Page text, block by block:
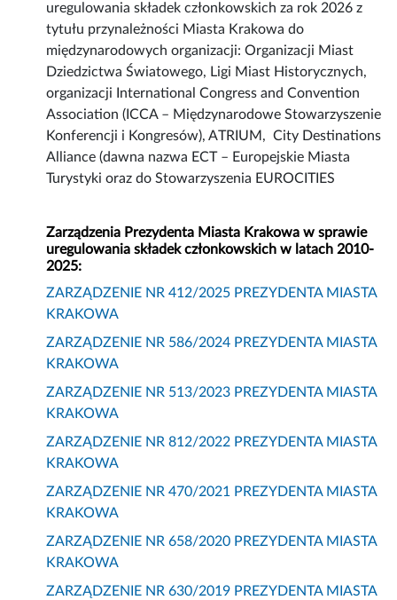
uregulowania składek członkowskich za rok 2026 z
tytułu przynależności Miasta Krakowa do
międzynarodowych organizacji: Organizacji Miast
Dziedzictwa Światowego, Ligi Miast Historycznych,
organizacji International Congress and Convention
Association (ICCA – Międzynarodowe Stowarzyszenie
Konferencji i Kongresów), ATRIUM, City Destinations
Alliance (dawna nazwa ECT – Europejskie Miasta
Turystyki oraz do Stowarzyszenia EUROCITIES
Zarządzenia Prezydenta Miasta Krakowa w sprawie
uregulowania składek członkowskich w latach 2010-
2025:
ZARZĄDZENIE NR 412/2025 PREZYDENTA MIASTA
KRAKOWA
ZARZĄDZENIE NR 586/2024 PREZYDENTA MIASTA
KRAKOWA
ZARZĄDZENIE NR 513/2023 PREZYDENTA MIASTA
KRAKOWA
ZARZĄDZENIE NR 812/2022 PREZYDENTA MIASTA
KRAKOWA
ZARZĄDZENIE NR 470/2021 PREZYDENTA MIASTA
KRAKOWA
ZARZĄDZENIE NR 658/2020 PREZYDENTA MIASTA
KRAKOWA
ZARZĄDZENIE NR 630/2019 PREZYDENTA MIASTA